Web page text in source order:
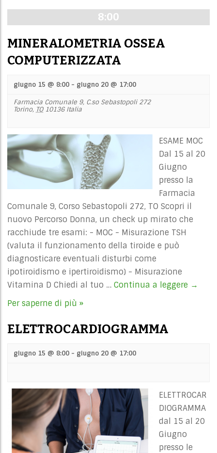
8:00
MINERALOMETRIA OSSEA
COMPUTERIZZATA
giugno 15 @ 8:00 - giugno 20 @ 17:00
Farmacia Comunale 9, C.so Sebastopoli 272
Torino, TO 10136 Italia
ESAME MOC
Dal 15 al 20
Giugno
presso la
Farmacia
Comunale 9, Corso Sebastopoli 272, TO Scopri il
nuovo Percorso Donna, un check up mirato che
racchiude tre esami: - MOC - Misurazione TSH
(valuta il funzionamento della tiroide e può
diagnosticare eventuali disturbi come
ipotiroidismo e ipertiroidismo) - Misurazione
Vitamina D Chiedi al tuo … Continua a leggere →
Per saperne di più »
ELETTROCARDIOGRAMMA
giugno 15 @ 8:00 - giugno 20 @ 17:00
ELETTROCAR
DIOGRAMMA
dal 15 al 20
Giugno
presso le